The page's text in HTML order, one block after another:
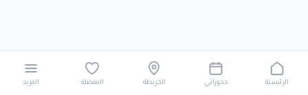
الرئيسية حجوزاتي الخريطة المفضلة المزيد